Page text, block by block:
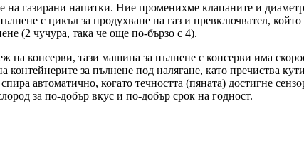
на газирани напитки. Ние променихме клапаните и
с цикъл за продухване на газ и превключвател,
(2 чучура, така че още по-бързо с 4).
на консерви, тази машина за пълнене с консерви има
за пълнене под налягане, като пречиства
автоматично, когато течността (пяната) достигне
за по-добър вкус и по-добър срок на годност.